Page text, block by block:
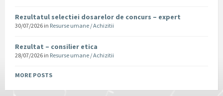
Rezultatul selectiei dosarelor de concurs – expert
30/07/2026 in Resurse umane / Achizitii
Rezultat – consilier etica
28/07/2026 in Resurse umane / Achizitii
MORE POSTS